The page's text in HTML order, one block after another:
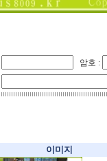
암호 :
이미지